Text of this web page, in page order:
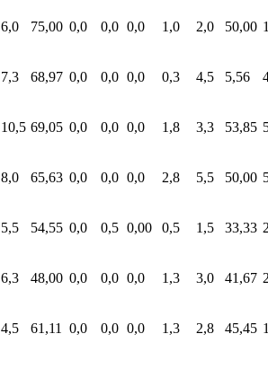
6,0 75,00 0,0 0,0 0,0 1,0 2,0 50,00
7,3 68,97 0,0 0,0 0,0 0,3 4,5 5,56
10,5 69,05 0,0 0,0 0,0 1,8 3,3 53,85
8,0 65,63 0,0 0,0 0,0 2,8 5,5 50,00
5,5 54,55 0,0 0,5 0,00 0,5 1,5 33,33
6,3 48,00 0,0 0,0 0,0 1,3 3,0 41,67
4,5 61,11 0,0 0,0 0,0 1,3 2,8 45,45